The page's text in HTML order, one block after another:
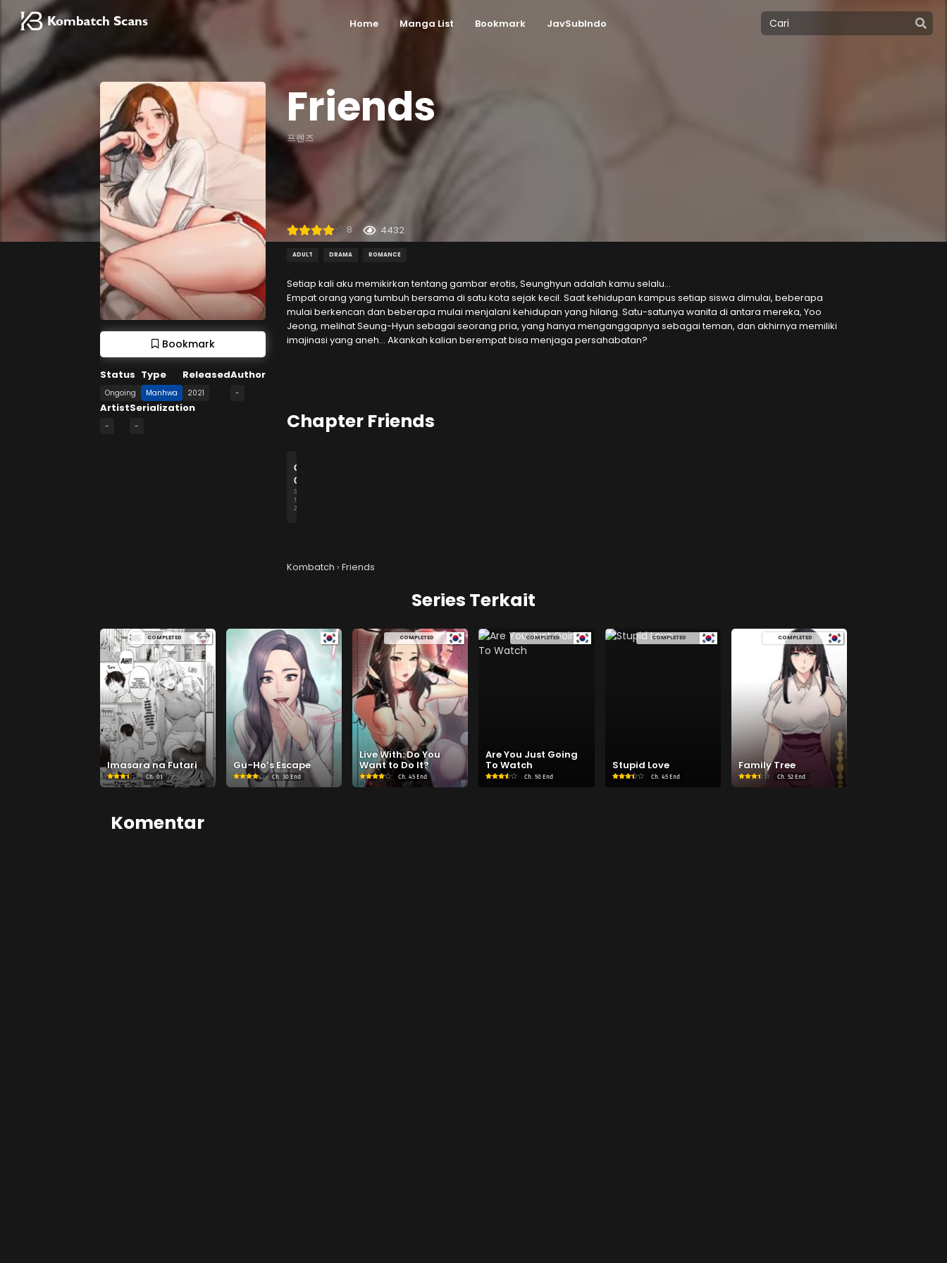
Home Manga List Bookmark JavSubIndo
Bookmark
Status
Ongoing
Type
Manhwa
Released
2021
Author
-
Artist
-
Serialization
-
Friends
프렌즈
8 4432
ADULT DRAMA ROMANCE
Setiap kali aku memikirkan tentang gambar erotis, Seunghyun adalah kamu selalu…
Empat orang yang tumbuh bersama di satu kota sejak kecil. Saat kehidupan kampus setiap siswa dimulai, beberapa
mulai berkencan dan beberapa mulai menjalani kehidupan yang hilang. Satu-satunya wanita di antara mereka, Yoo
Jeong, melihat Seung-Hyun sebagai seorang pria, yang hanya menganggapnya sebagai teman, dan akhirnya memiliki
imajinasi yang aneh… Akankah kalian berempat bisa menjaga persahabatan?
Chapter Friends
Chapter
01
September
1,
2021
Kombatch › Friends
Series Terkait
COMPLETED
Imasara na Futari
Ch. 01
Gu-Ho’s Escape
Ch. 30 End
COMPLETED
Live With: Do You
Want to Do It?
Ch. 45 End
COMPLETED
Are You Just Going
To Watch
Ch. 50 End
COMPLETED
Stupid Love
Ch. 45 End
COMPLETED
Family Tree
Ch. 52 End
Komentar